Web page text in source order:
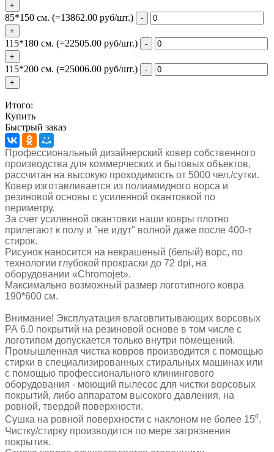
+
85*150 см. (=13862.00 руб/шт.)
-
+
115*180 см. (=22505.00 руб/шт.)
-
+
115*200 см. (=25006.00 руб/шт.)
-
+
Итого:
Купить
Быстрый заказ
Профессиональный дизайнерский ковер собственного
производства для коммерческих и бытовых объектов,
рассчитан на высокую проходимость от 5000 чел./сутки.
Ковер изготавливается из полиамидного ворса и
резиновой основы с усиленной окантовкой по
периметру.
За счет усиленной окантовки наши ковры плотно
прилегают к полу и "не идут" волной даже после 400-т
стирок.
Рисунок наносится на некрашеный (белый) ворс, по
технологии глубокой прокраски до 72 dpi, на
оборудовании «Chromojet».
Максимально возможный размер логотипного ковра
190*600 см.
Внимание! Эксплуатация влаговпитывающих ворсовых
РА 6.0 покрытий на резиновой основе в том числе с
логотипом допускается только внутри помещений.
Промышленная чистка ковров производится с помощью
стирки в специализированных стиральных машинах или
с помощью профессионального клинингового
оборудования - моющий пылесос для чистки ворсовых
покрытий, либо аппаратом высокого давления, на
ровной, твердой поверхности.
Сушка на ровной поверхности с наклоном не более 15⁰.
Чистку/стирку производится по мере загрязнения
покрытия.